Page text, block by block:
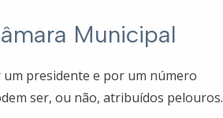
Municipal
presidente e por um número
ser, ou não, atribuídos pelouros.